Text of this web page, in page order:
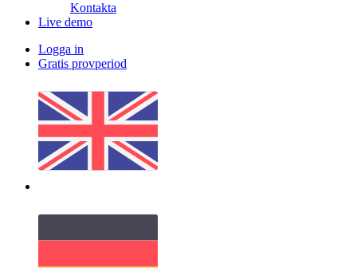
Kontakta
Live demo
Logga in
Gratis provperiod